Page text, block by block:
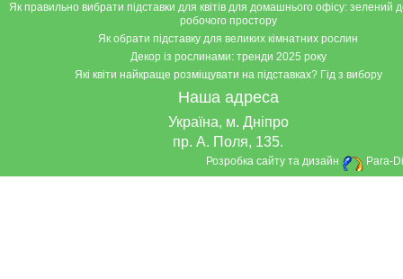
Як правильно вибрати підставки для квітів для домашнього офісу: зелений
робочого простору
Як обрати підставку для великих кімнатних рослин
Декор із рослинами: тренди 2025 року
Які квіти найкраще розміщувати на підставках? Гід з вибору
Наша адреса
Україна, м. Дніпро
пр. А. Поля, 135.
Розробка сайту та дизайн Para-